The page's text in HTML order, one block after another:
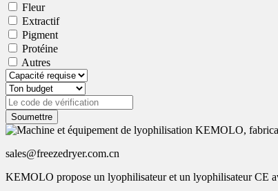
Fleur
Extractif
Pigment
Protéine
Autres
Soumettre
sales@freezedryer.com.cn
KEMOLO propose un lyophilisateur et un lyophilisateur CE